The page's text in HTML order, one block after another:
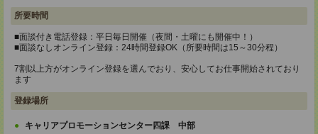
所要時間
■面談付き電話登録：平日毎日開催（夜間・土曜にも開催中！）
■面談なしオンライン登録：24時間登録OK（所要時間は15～30分程）
7割以上方がオンライン登録を選んでおり、安心してお仕事開始されており
ます
登録場所
キャリアプロモーションセンター四課 中部